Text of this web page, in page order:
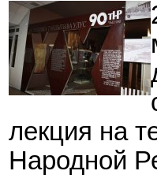
лекция на
Народной